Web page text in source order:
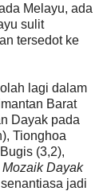
Melayu, ada
sulit
tersedot ke
lagi dalam
Barat
Dayak pada
Tionghoa
(3,2),
Mozaik Dayak
jadi